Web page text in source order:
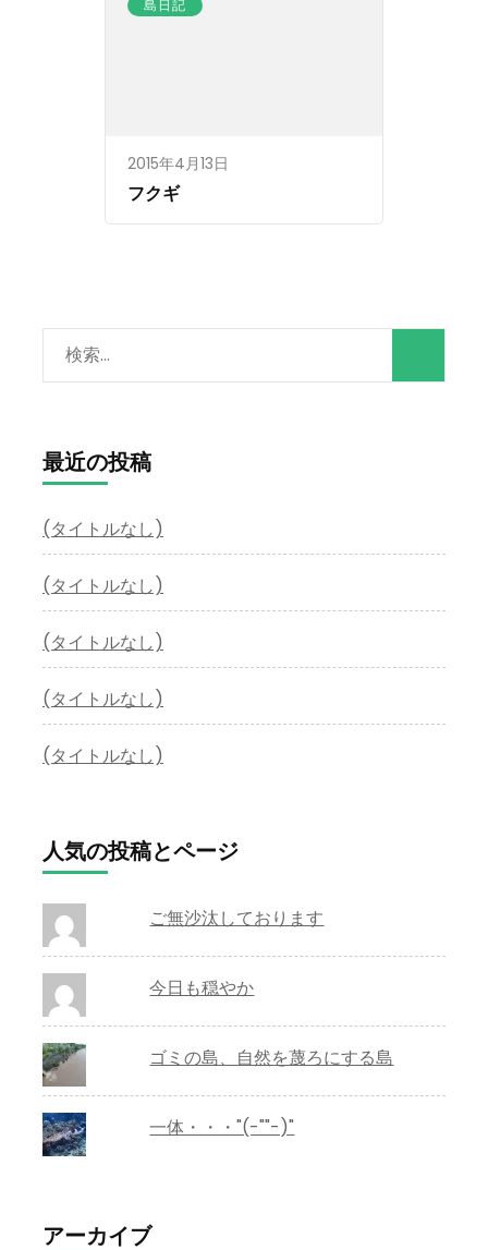
島日記
2015年4月13日
フクギ
検
索:
最近の投稿
(タイトルなし)
(タイトルなし)
(タイトルなし)
(タイトルなし)
(タイトルなし)
人気の投稿とページ
ご無沙汰しております
今日も穏やか
ゴミの島、自然を蔑ろにする島
一体・・・"(-""-)"
アーカイブ